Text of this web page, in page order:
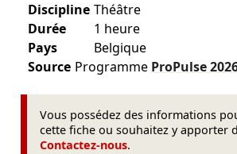
Discipline Théâtre
Durée
1 heure
Pays
Belgique
Source Programme ProPulse
Vous possédez des informations
cette fiche ou souhaitez y apporter
Contactez-nous.